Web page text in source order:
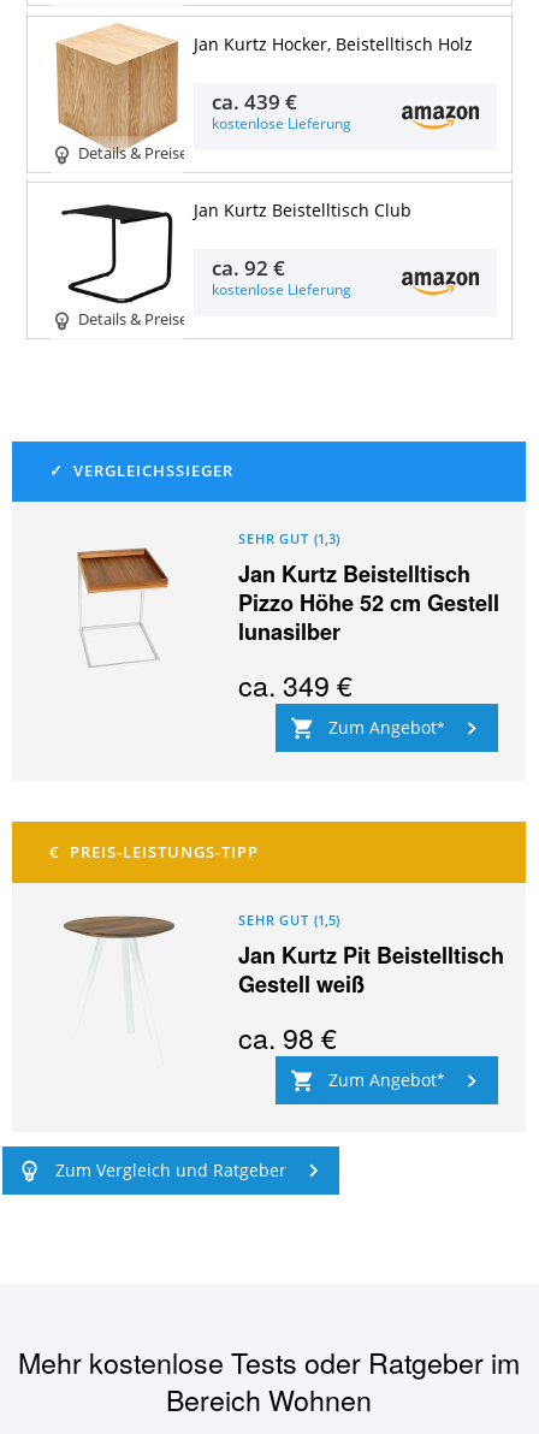
Details & Preise
Jan Kurtz Hocker, Beistelltisch Holz
ca.439 €
kostenlose Lieferung
Details & Preise
Jan Kurtz Beistelltisch Club
ca.92 €
kostenlose Lieferung
SEHR GUT (1,3)
Jan Kurtz Beistelltisch
Pizzo Höhe 52 cm Gestell
lunasilber
ca.349 €
Zum Angebot
SEHR GUT (1,5)
Jan Kurtz Pit Beistelltisch
Gestell weiß
ca. 98 €
Zum Angebot
Zum Vergleich und Ratgeber
Mehr kostenlose Tests oder Ratgeber im
BereichWohnen